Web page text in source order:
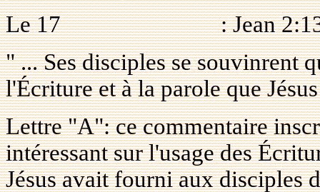
Le 17
: Jean
" ... Ses disciples se souvinrent
l'Écriture et à la parole que
Lettre "A": ce commentaire
intéressant sur l'usage des
Jésus avait fourni aux disciples